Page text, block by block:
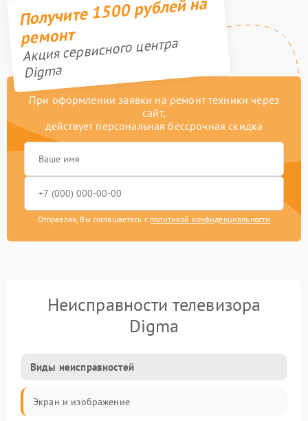
Получите 1500 рублей на
ремонт
Акция сервисного центра
Digma
При оформлении заявки на ремонт техники через
сайт,
действует персональная бессрочная скидка
Отправляя, Вы соглашаетесь с политикой конфиденциальности
Неисправности телевизора
Digma
Виды неисправностей
Экран и изображение